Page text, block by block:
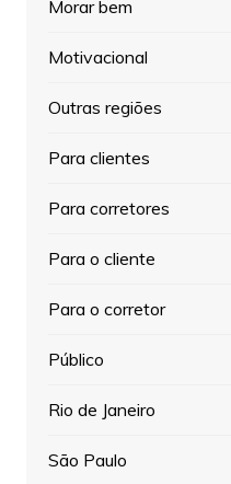
Morar bem
Motivacional
Outras regiões
Para clientes
Para corretores
Para o cliente
Para o corretor
Público
Rio de Janeiro
São Paulo